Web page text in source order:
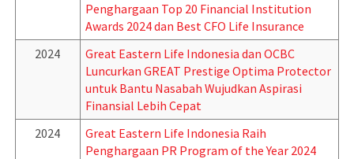
Penghargaan Top 20 Financial Institution
Awards 2024 dan Best CFO Life Insurance
2024
Great Eastern Life Indonesia dan OCBC
Luncurkan GREAT Prestige Optima Protector
untuk Bantu Nasabah Wujudkan Aspirasi
Finansial Lebih Cepat
2024
Great Eastern Life Indonesia Raih
Penghargaan PR Program of the Year 2024